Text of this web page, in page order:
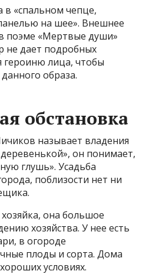
«спальном чепце,
на шее». Внешнее
поэме «Мертвые души»
не дает подробных
героиню лица, чтобы
образа.
обстановка
называет владения
он понимает,
глушь». Усадьба
поблизости нет ни
она большое
хозяйства. У нее есть
в огороде
плоды и сорта. Дома
условиях.